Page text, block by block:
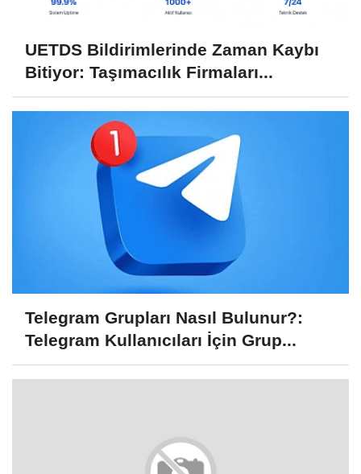
UETDS Bildirimlerinde Zaman Kaybı
Bitiyor: Taşımacılık Firmaları...
Telegram Grupları Nasıl Bulunur?:
Telegram Kullanıcıları İçin Grup...